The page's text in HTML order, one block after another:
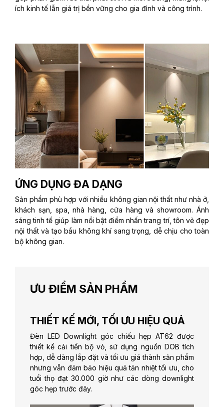
ích kinh tế lẫn giá trị bền vững cho gia đình và công trình.
ỨNG DỤNG ĐA DẠNG
Sản phẩm phù hợp với nhiều không gian nội thất như nhà ở,
khách sạn, spa, nhà hàng, cửa hàng và showroom. Ánh
sáng tinh tế giúp làm nổi bật điểm nhấn trang trí, tôn vẻ đẹp
nội thất và tạo bầu không khí sang trọng, dễ chịu cho toàn
bộ không gian.
ƯU ĐIỂM SẢN PHẨM
THIẾT KẾ MỚI, TỐI ƯU HIỆU QUẢ
Đèn LED Downlight góc chiếu hẹp AT62 được
thiết kế cải tiến bộ vỏ, sử dụng nguồn DOB tích
hợp, dễ dàng lắp đặt và tối ưu giá thành sản phẩm
nhưng vẫn đảm bảo hiệu quả tản nhiệt tối ưu, cho
tuổi thọ đạt 30.000 giờ như các dòng downlight
góc hẹp trước đây.